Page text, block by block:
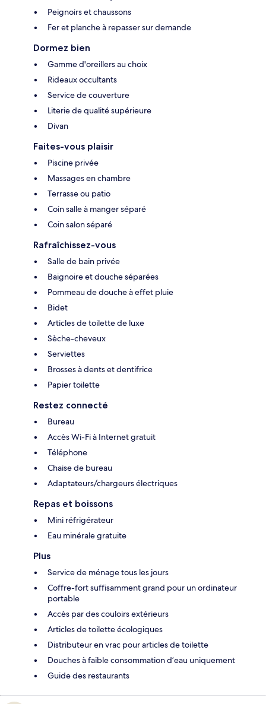
Peignoirs et chaussons
Fer et planche à repasser sur demande
Dormez bien
Gamme d'oreillers au choix
Rideaux occultants
Service de couverture
Literie de qualité supérieure
Divan
Faites-vous plaisir
Piscine privée
Massages en chambre
Terrasse ou patio
Coin salle à manger séparé
Coin salon séparé
Rafraîchissez-vous
Salle de bain privée
Baignoire et douche séparées
Pommeau de douche à effet pluie
Bidet
Articles de toilette de luxe
Sèche-cheveux
Serviettes
Brosses à dents et dentifrice
Papier toilette
Restez connecté
Bureau
Accès Wi-Fi à Internet gratuit
Téléphone
Chaise de bureau
Adaptateurs/chargeurs électriques
Repas et boissons
Mini réfrigérateur
Eau minérale gratuite
Plus
Service de ménage tous les jours
Coffre-fort suffisamment grand pour un ordinateur
portable
Accès par des couloirs extérieurs
Articles de toilette écologiques
Distributeur en vrac pour articles de toilette
Douches à faible consommation d’eau uniquement
Guide des restaurants